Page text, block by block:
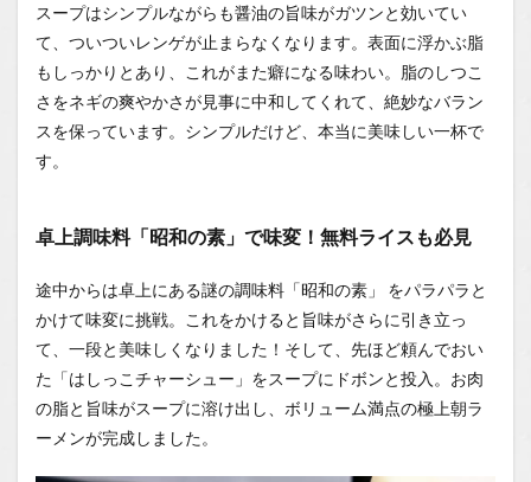
スープはシンプルながらも醤油の旨味がガツンと効いてい
て、ついついレンゲが止まらなくなります。表面に浮かぶ脂
もしっかりとあり、これがまた癖になる味わい。脂のしつこ
さをネギの爽やかさが見事に中和してくれて、絶妙なバラン
スを保っています。シンプルだけど、本当に美味しい一杯で
す。
卓上調味料「昭和の素」で味変！無料ライスも必見
途中からは卓上にある謎の調味料「昭和の素」
をパラパラと
かけて味変に挑戦。これをかけると旨味がさらに引き立っ
て、一段と美味しくなりました！そして、先ほど頼んでおい
た「はしっこチャーシュー」をスープにドボンと投入。お肉
の脂と旨味がスープに溶け出し、ボリューム満点の極上朝ラ
ーメンが完成しました。